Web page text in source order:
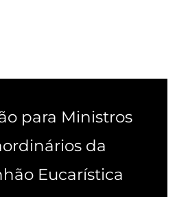
para Ministros
da
Eucarística